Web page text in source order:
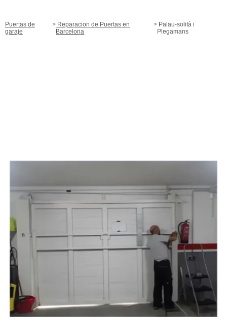
Puertas de
garaje
Reparacion de Puertas en
Barcelona
Palau-solità i
Plegamans